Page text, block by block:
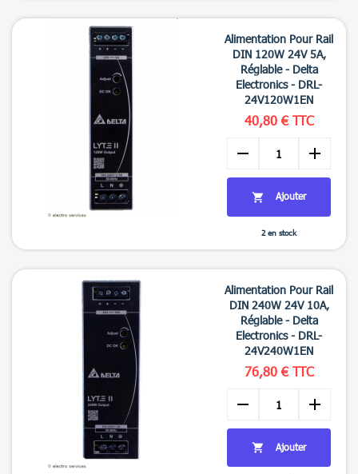


Alimentation Pour Rail
DIN 120W 24V 5A,
Réglable - Delta
Electronics - DRL-
24V120W1EN
40,80 € TTC
remove add
 Ajouter
2 en stock
Alimentation Pour Rail
DIN 240W 24V 10A,
Réglable - Delta
Electronics - DRL-
24V240W1EN
76,80 € TTC
remove add
 Ajouter